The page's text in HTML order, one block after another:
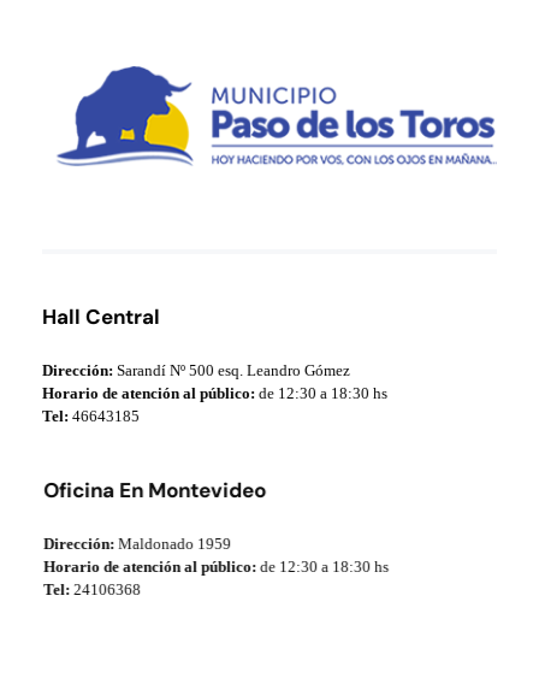
Hall Central
Dirección: Sarandí Nº 500 esq. Leandro Gómez
Horario de atención al público: de 12:30 a 18:30 hs
Tel: 46643185
Oficina En Montevideo
Dirección:Maldonado 1959
Horario de atención al público:de 12:30 a 18:30 hs
Tel:24106368